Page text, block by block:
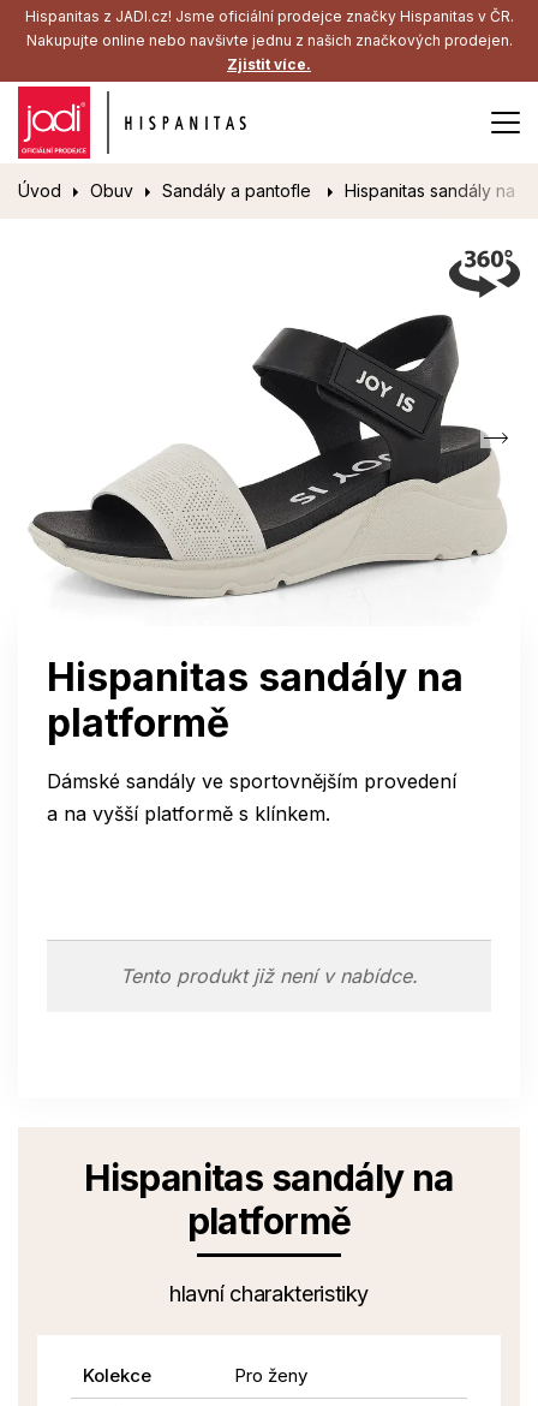
Hispanitas z JADI.cz! Jsme oficiální prodejce značky Hispanitas v ČR.
Nakupujte online nebo navšivte jednu z našich značkových prodejen.
Zjistit více.
Úvod Obuv Sandály a pantofle Hispanitas sandály na
Hispanitas sandály na
platformě
Dámské sandály ve sportovnějším provedení
a na vyšší platformě s klínkem.
Tento produkt již není v nabídce.
Hispanitas sandály na
platformě
hlavní charakteristiky
Kolekce
Pro ženy